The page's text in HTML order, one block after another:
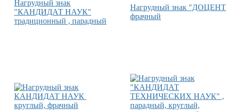
Нагрудный знак
"КАНДИДАТ НАУК"
традиционный , парадный
Нагрудный знак
фрачный